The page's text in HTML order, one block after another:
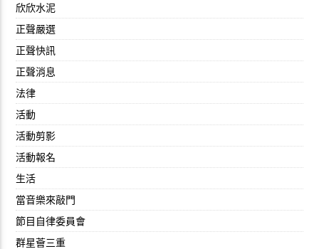
欣欣水泥
正聲嚴選
正聲快訊
正聲消息
法律
活動
活動剪影
活動報名
生活
當音樂來敲門
節目自律委員會
群星薈三重